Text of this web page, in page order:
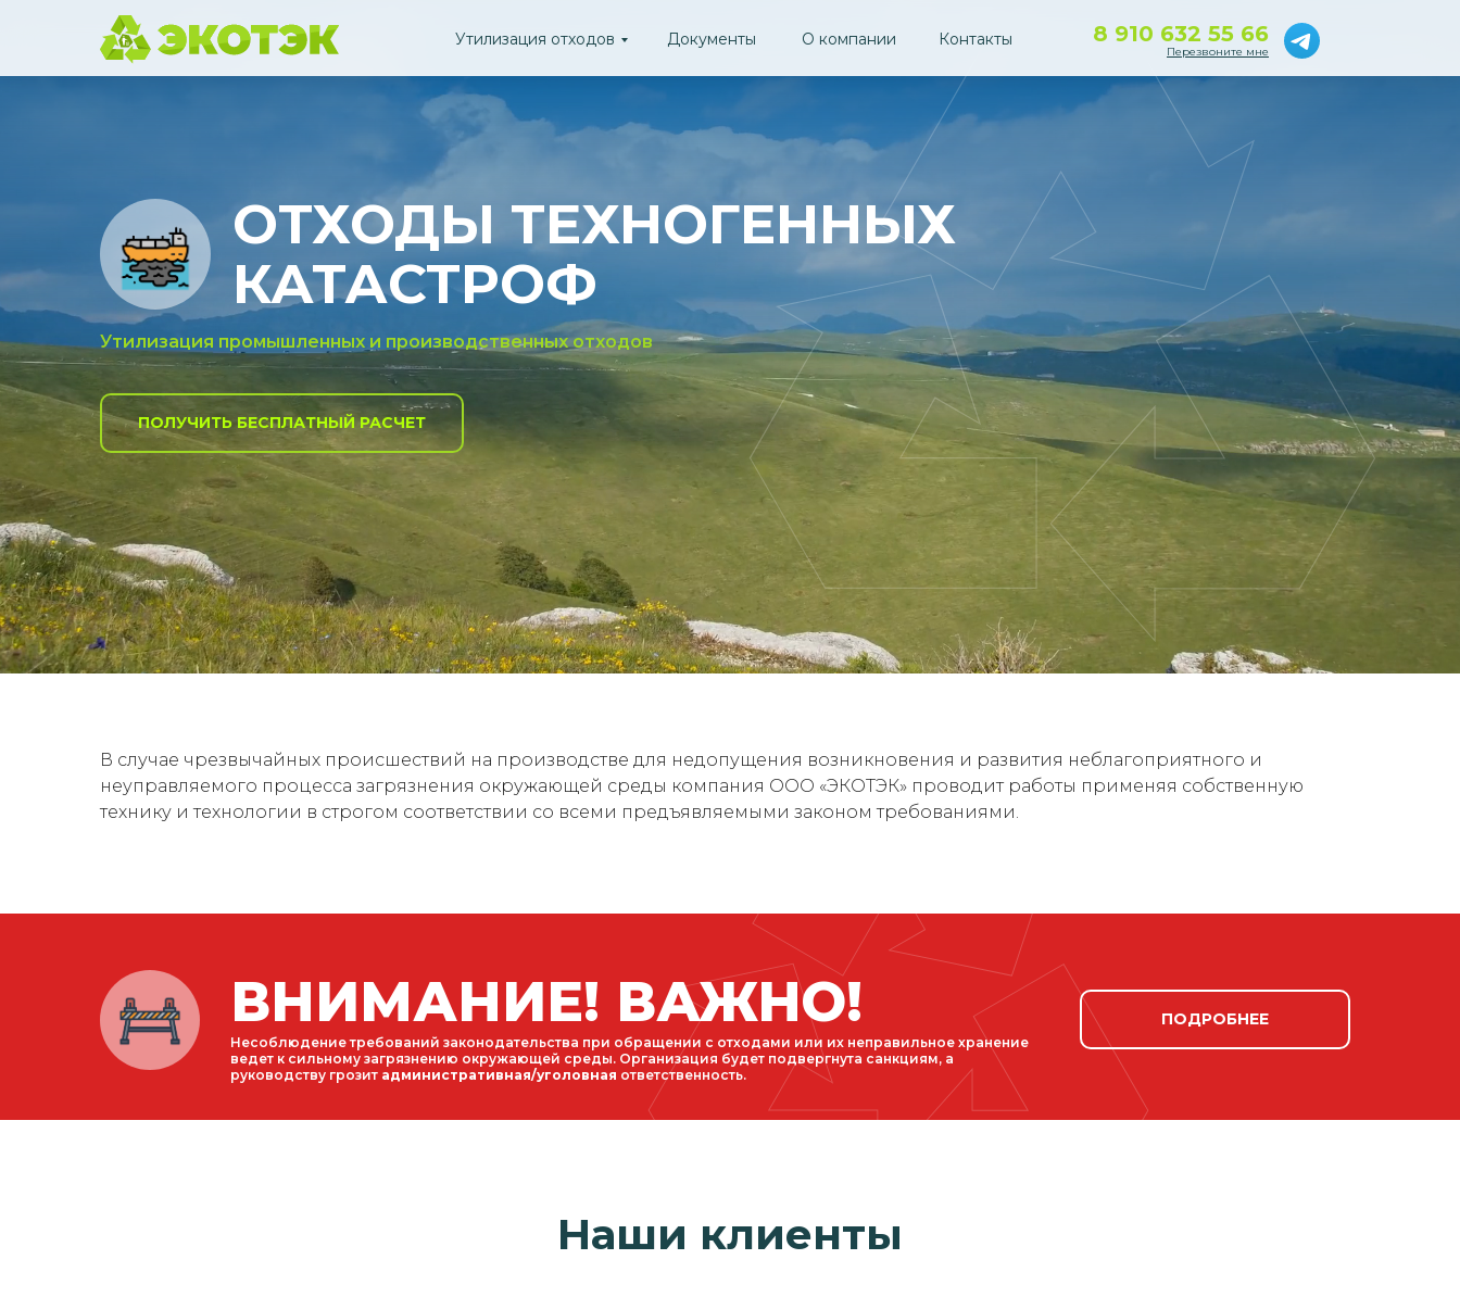
8 910 632 55 66
Перезвоните мне
Утилизация отходов Документы О компании Контакты
ОТХОДЫ ТЕХНОГЕННЫХ
КАТАСТРОФ
Утилизация промышленных и производственных отходов
ПОЛУЧИТЬ БЕСПЛАТНЫЙ РАСЧЕТ
В случае чрезвычайных происшествий на производстве для недопущения возникновения и развития неблагоприятного и
неуправляемого процесса загрязнения окружающей среды компания ООО «ЭКОТЭК» проводит работы применяя собственную
технику и технологии в строгом соответствии со всеми предъявляемыми законом требованиями.
ПОДРОБНЕЕ
ВНИМАНИЕ! ВАЖНО!
Несоблюдение требований законодательства при обращении с отходами или их неправильное хранение
ведет к сильному загрязнению окружающей среды. Организация будет подвергнута санкциям, а
руководству грозит административная/уголовная ответственность.
Наши клиенты